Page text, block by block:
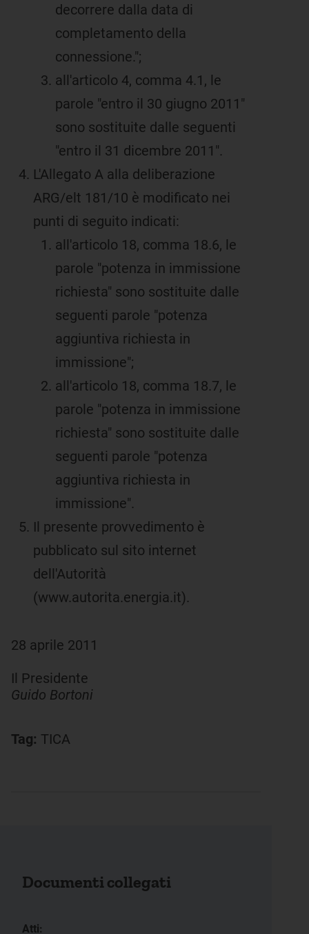
decorrere dalla data di
completamento della
connessione.";
all'articolo 4, comma 4.1, le
parole "entro il 30 giugno 2011"
sono sostituite dalle seguenti
"entro il 31 dicembre 2011".
L'Allegato A alla deliberazione
ARG/elt 181/10 è modificato nei
punti di seguito indicati:
all'articolo 18, comma 18.6, le
parole "potenza in immissione
richiesta" sono sostituite dalle
seguenti parole "potenza
aggiuntiva richiesta in
immissione";
all'articolo 18, comma 18.7, le
parole "potenza in immissione
richiesta" sono sostituite dalle
seguenti parole "potenza
aggiuntiva richiesta in
immissione".
Il presente provvedimento è
pubblicato sul sito internet
dell'Autorità
(www.autorita.energia.it).
28 aprile 2011
Il Presidente
Guido Bortoni
Tag: TICA
Documenti collegati
Atti: